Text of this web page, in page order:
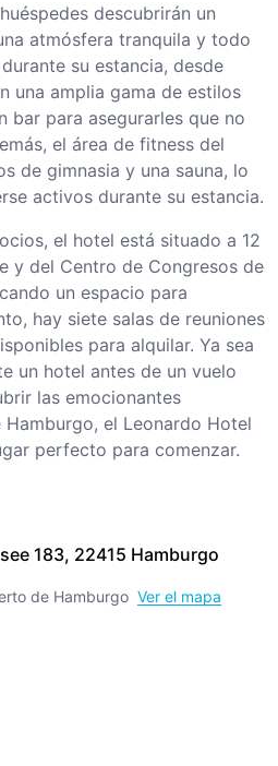
183, 22415 Hamburgo
de Hamburgo Ver el mapa
descubrirán un
atmósfera tranquila y todo
su estancia, desde
una amplia gama de estilos
bar para asegurarles que no
el área de fitness del
de gimnasia y una sauna, lo
activos durante su estancia.
el hotel está situado a 12
y del Centro de Congresos de
un espacio para
hay siete salas de reuniones
para alquilar. Ya sea
un hotel antes de un vuelo
las emocionantes
el Leonardo Hotel
perfecto para comenzar.